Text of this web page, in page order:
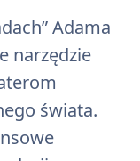
Adama
narzędzie
świata.